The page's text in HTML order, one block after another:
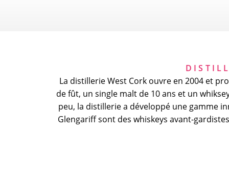
La distillerie West Cork ouvre en 2004 et
de fût, un single malt de 10 ans et un
peu, la distillerie a développé une gamme
Glengariff sont des whiskeys avant-